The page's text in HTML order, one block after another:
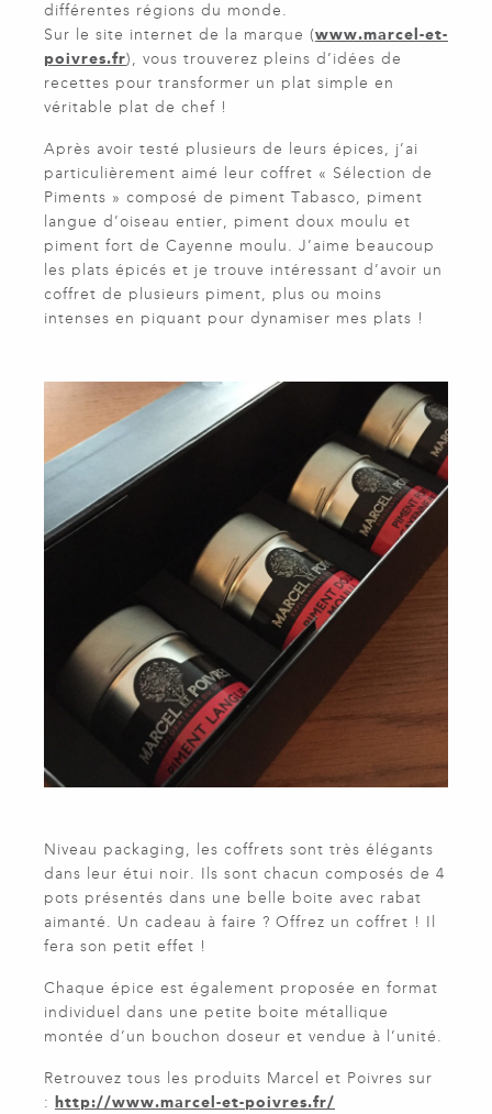
différentes régions du monde.
Sur le site internet de la marque (www.marcel-et-
poivres.fr), vous trouverez pleins d’idées de
recettes pour transformer un plat simple en
véritable plat de chef !
Après avoir testé plusieurs de leurs épices, j’ai
particulièrement aimé leur coffret « Sélection de
Piments » composé de piment Tabasco, piment
langue d’oiseau entier, piment doux moulu et
piment fort de Cayenne moulu. J’aime beaucoup
les plats épicés et je trouve intéressant d’avoir un
coffret de plusieurs piment, plus ou moins
intenses en piquant pour dynamiser mes plats !
Niveau packaging, les coffrets sont très élégants
dans leur étui noir. Ils sont chacun composés de 4
pots présentés dans une belle boite avec rabat
aimanté. Un cadeau à faire ? Offrez un coffret ! Il
fera son petit effet !
Chaque épice est également proposée en format
individuel dans une petite boite métallique
montée d’un bouchon doseur et vendue à l’unité.
Retrouvez tous les produits Marcel et Poivres sur
: http://www.marcel-et-poivres.fr/